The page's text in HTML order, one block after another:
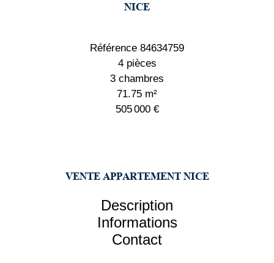
NICE
Référence 84634759
4 pièces
3 chambres
71.75 m²
505 000 €
VENTE APPARTEMENT NICE
Description
Informations
Contact